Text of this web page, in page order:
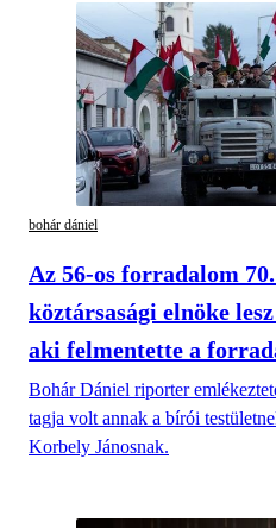
bohár dániel
Az 56-os forradalom
köztársasági elnöke
aki felmentette a
Bohár Dániel riporter
tagja volt annak a bírói
Korbely Jánosnak.